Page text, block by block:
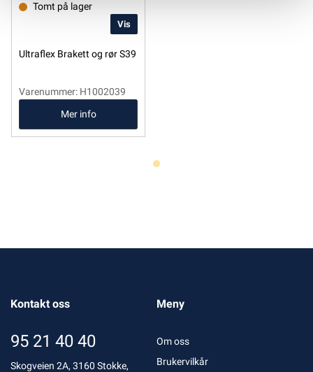
Tomt på lager
Vis
Ultraflex Brakett og rør S39
Varenummer: H1002039
Mer info
Kontakt oss
95 21 40 40
Skogveien 2A, 3160 Stokke,
Meny
Om oss
Brukervilkår